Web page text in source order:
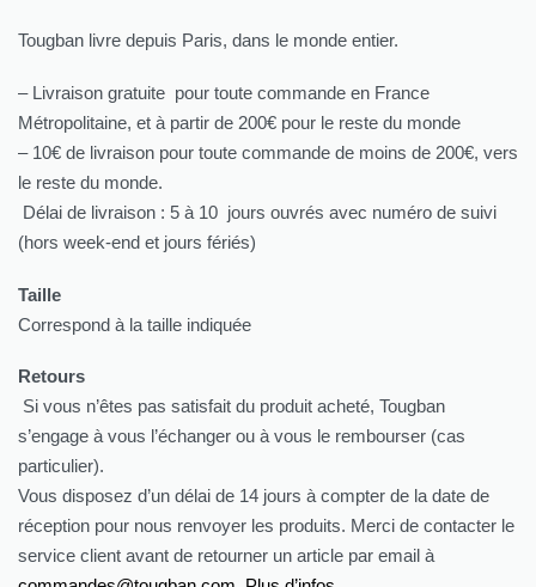
Tougban livre depuis Paris, dans le monde entier.
– Livraison gratuite pour toute commande en France
Métropolitaine, et à partir de 200€ pour le reste du monde
– 10€ de livraison pour toute commande de moins de 200€, vers
le reste du monde.
Délai de livraison : 5 à 10 jours ouvrés avec numéro de suivi
(hors week-end et jours fériés)
Taille
Correspond à la taille indiquée
Retours
Si vous n’êtes pas satisfait du produit acheté, Tougban
s’engage à vous l’échanger ou à vous le rembourser (cas
particulier).
Vous disposez d’un délai de 14 jours à compter de la date de
réception pour nous renvoyer les produits. Merci de contacter le
service client avant de retourner un article par email à